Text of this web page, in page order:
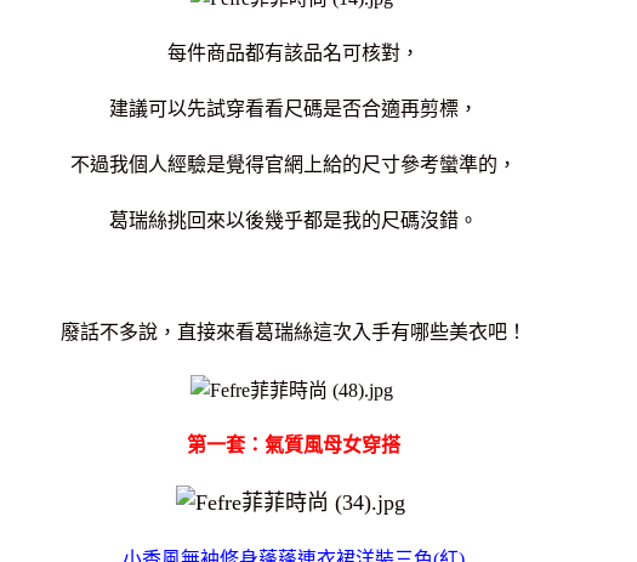
每件商品都有該品名可核對，
建議可以先試穿看看尺碼是否合適再剪標，
不過我個人經驗是覺得官網上給的尺寸參考蠻準的，
葛瑞絲挑回來以後幾乎都是我的尺碼沒錯。
廢話不多說，直接來看葛瑞絲這次入手有哪些美衣吧！
第一套：氣質風母女穿搭